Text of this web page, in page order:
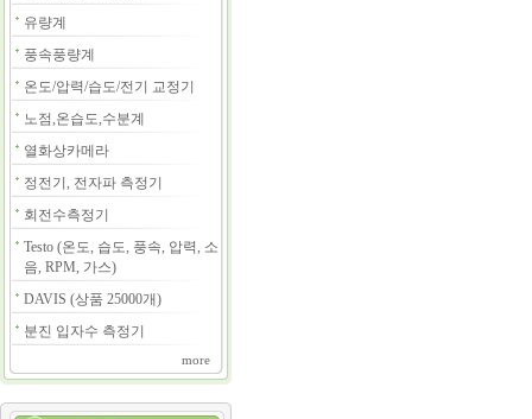
유량계
풍속풍량계
온도/압력/습도/전기 교정기
노점,온습도,수분계
열화상카메라
정전기, 전자파 측정기
회전수측정기
Testo (온도, 습도, 풍속, 압력, 소
음, RPM, 가스)
DAVIS (상품 25000개)
분진 입자수 측정기
more